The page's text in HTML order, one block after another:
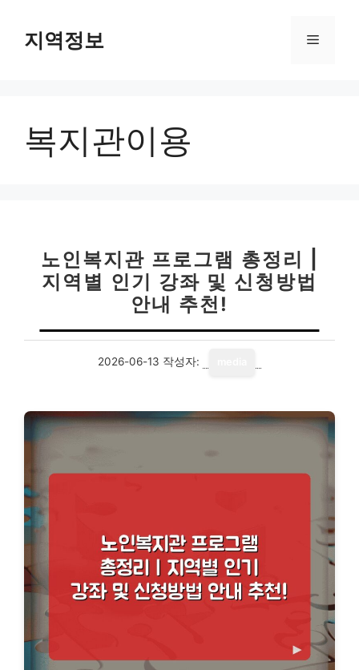
지역정보 메
복지관이용
노인복지관 프로그램 총정리 |
지역별 인기 강좌 및 신청방법
안내 추천!
2026-06-13 작성자: